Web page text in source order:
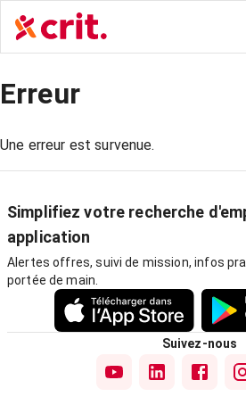
Erreur
Une erreur est survenue.
Simplifiez votre recherche
application
Alertes offres, suivi de mission, infos
portée de main.
Suivez-nous